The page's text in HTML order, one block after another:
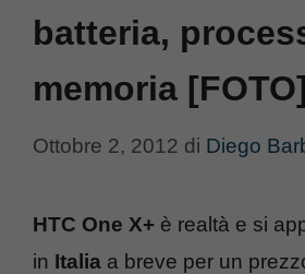
batteria,
memoria [FOTO]
Ottobre 2, 2012 di Diego
HTC One X+ è realtà e si
in Italia a breve per un